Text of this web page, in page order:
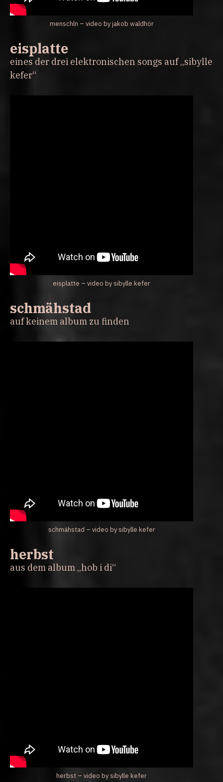
menschln – video by jakob waldhör
eisplatte
eines der drei elektronischen songs auf „sibylle
kefer“
eisplatte – video by sibylle kefer
schmähstad
auf keinem album zu finden
schmähstad – video by sibylle kefer
herbst
aus dem album „hob i di“
herbst – video by sibylle kefer